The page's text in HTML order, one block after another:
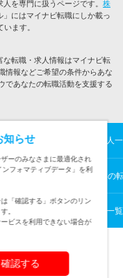
を専門に扱うページです。 株
にはマイナビ転職にしか載っ
ます。
転職・求人情報はマイナビ転
情報などご希望の条件からあな
であなたの転職活動を支援する
国語を使う仕事の転職・求人
転職・求人情報一覧 中国の
使う仕事の転職・求人情報一覧
知らせ
ーのみなさまに最適化され
フォマティブデータ」を利
「確認する」ボタンのリン
。
ビスを利用できない場合が
確認する